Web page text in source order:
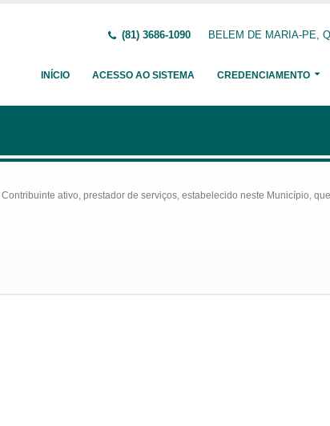
(81) 3686-1090 BELEM DE MARIA-PE,
INÍCIO ACESSO AO SISTEMA CREDENCIAMENTO
ativo, prestador de serviços, estabelecido neste Município,